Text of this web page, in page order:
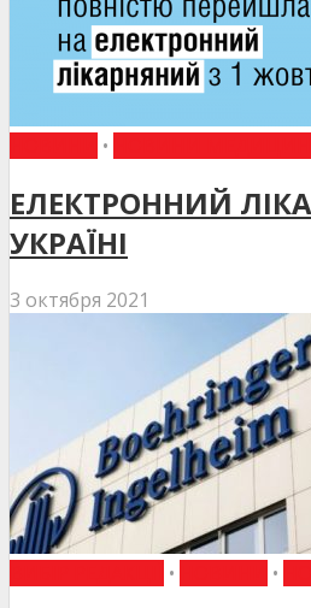
•
ЕЛЕКТРОННИЙ
УКРАЇНІ
3 октября 2021
• •